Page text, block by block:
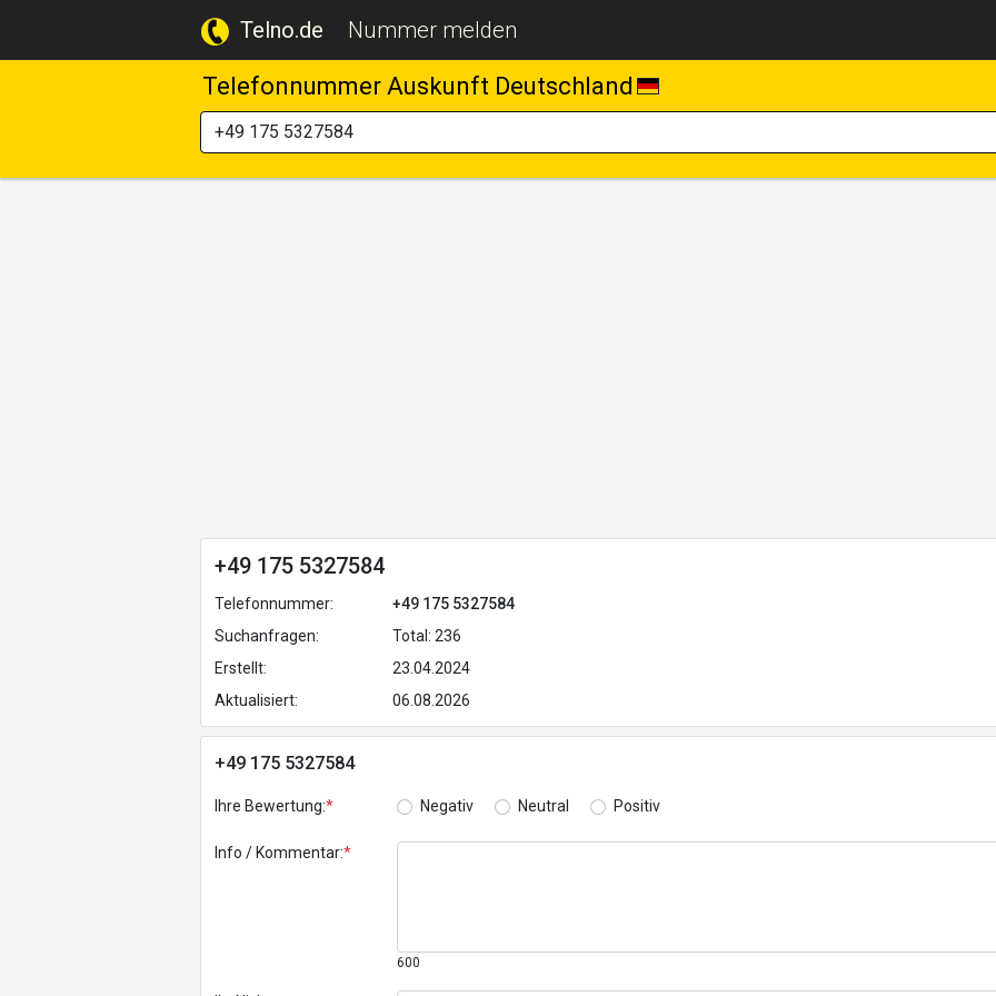
Telno.de Nummer melden
Telefonnummer Auskunft Deutschland
+49 175 5327584
Telefonnummer:
+49 175 5327584
Suchanfragen:
Total: 236
Erstellt:
23.04.2024
Aktualisiert:
06.08.2026
+49 175 5327584
Ihre Bewertung:* Negativ Neutral Positiv
Info / Kommentar:*
600